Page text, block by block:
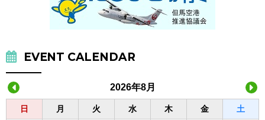
EVENT CALENDAR
2026年8月
日 月 火 水 木 金 土